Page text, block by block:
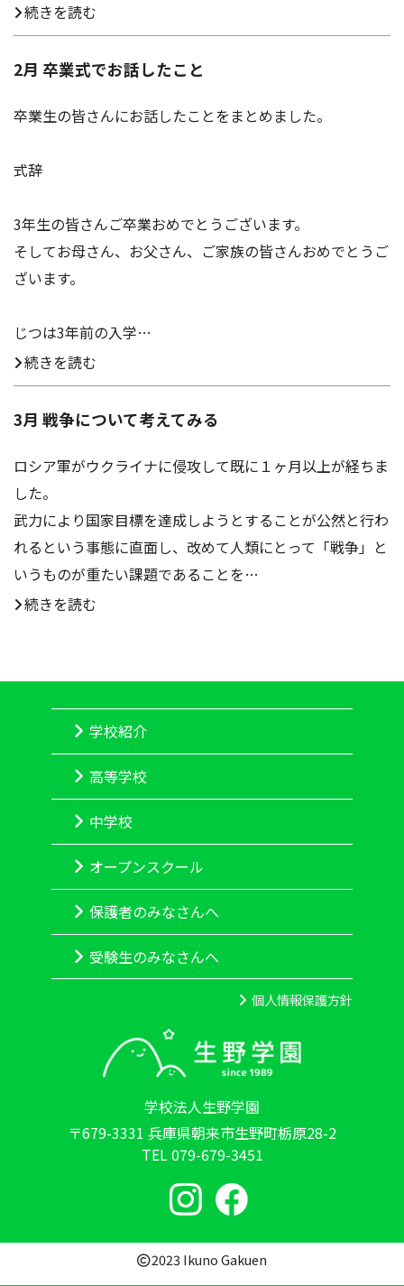
続きを読む
2月 卒業式でお話したこと
卒業生の皆さんにお話したことをまとめました。
式辞
3年生の皆さんご卒業おめでとうございます。
そしてお母さん、お父さん、ご家族の皆さんおめでとうご
ざいます。
じつは3年前の入学…
続きを読む
3月 戦争について考えてみる
ロシア軍がウクライナに侵攻して既に１ヶ月以上が経ちま
した。
武力により国家目標を達成しようとすることが公然と行わ
れるという事態に直面し、改めて人類にとって「戦争」と
いうものが重たい課題であることを…
続きを読む
学校紹介
高等学校
中学校
オープンスクール
保護者のみなさんへ
受験生のみなさんへ
個人情報保護方針
学校法人生野学園
〒679-3331 兵庫県朝来市生野町栃原28-2
TEL 079-679-3451
2023 Ikuno Gakuen